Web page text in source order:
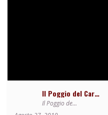
Il Poggio del Cardinale
Il Poggio del Cardinale